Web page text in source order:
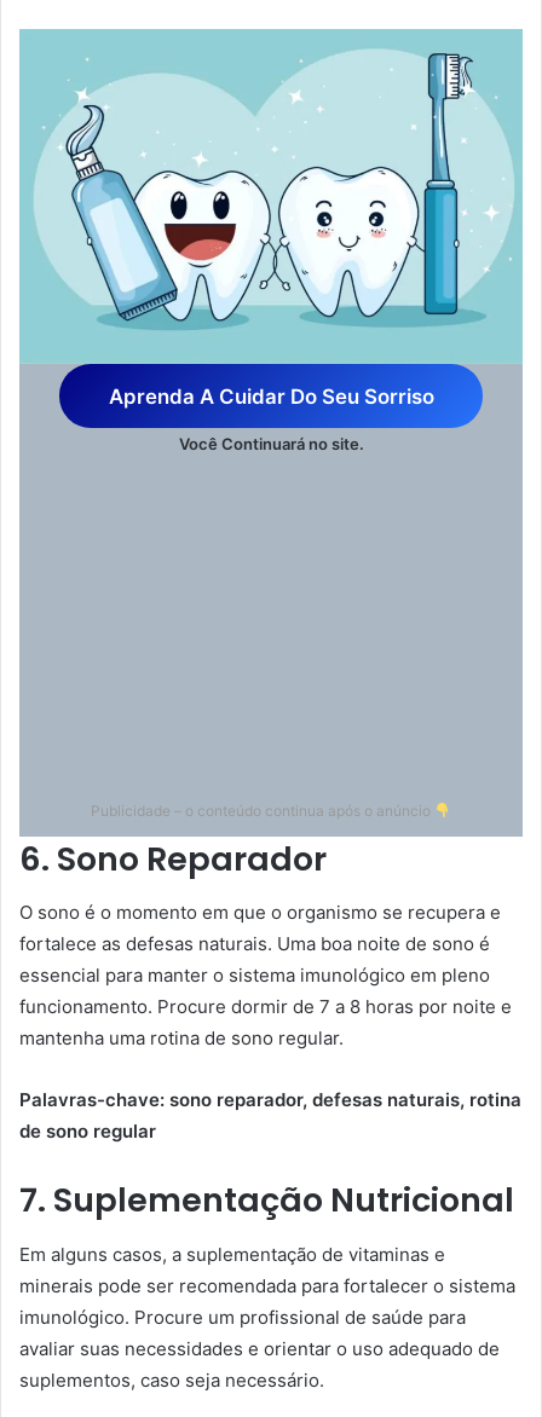
Aprenda A Cuidar Do Seu Sorriso
Você Continuará no site.
Publicidade – o conteúdo continua após o anúncio
6. Sono Reparador
O sono é o momento em que o organismo se recupera e
fortalece as defesas naturais. Uma boa noite de sono é
essencial para manter o sistema imunológico em pleno
funcionamento. Procure dormir de 7 a 8 horas por noite e
mantenha uma rotina de sono regular.
Palavras-chave: sono reparador, defesas naturais, rotina
de sono regular
7. Suplementação Nutricional
Em alguns casos, a suplementação de vitaminas e
minerais pode ser recomendada para fortalecer o sistema
imunológico. Procure um profissional de saúde para
avaliar suas necessidades e orientar o uso adequado de
suplementos, caso seja necessário.